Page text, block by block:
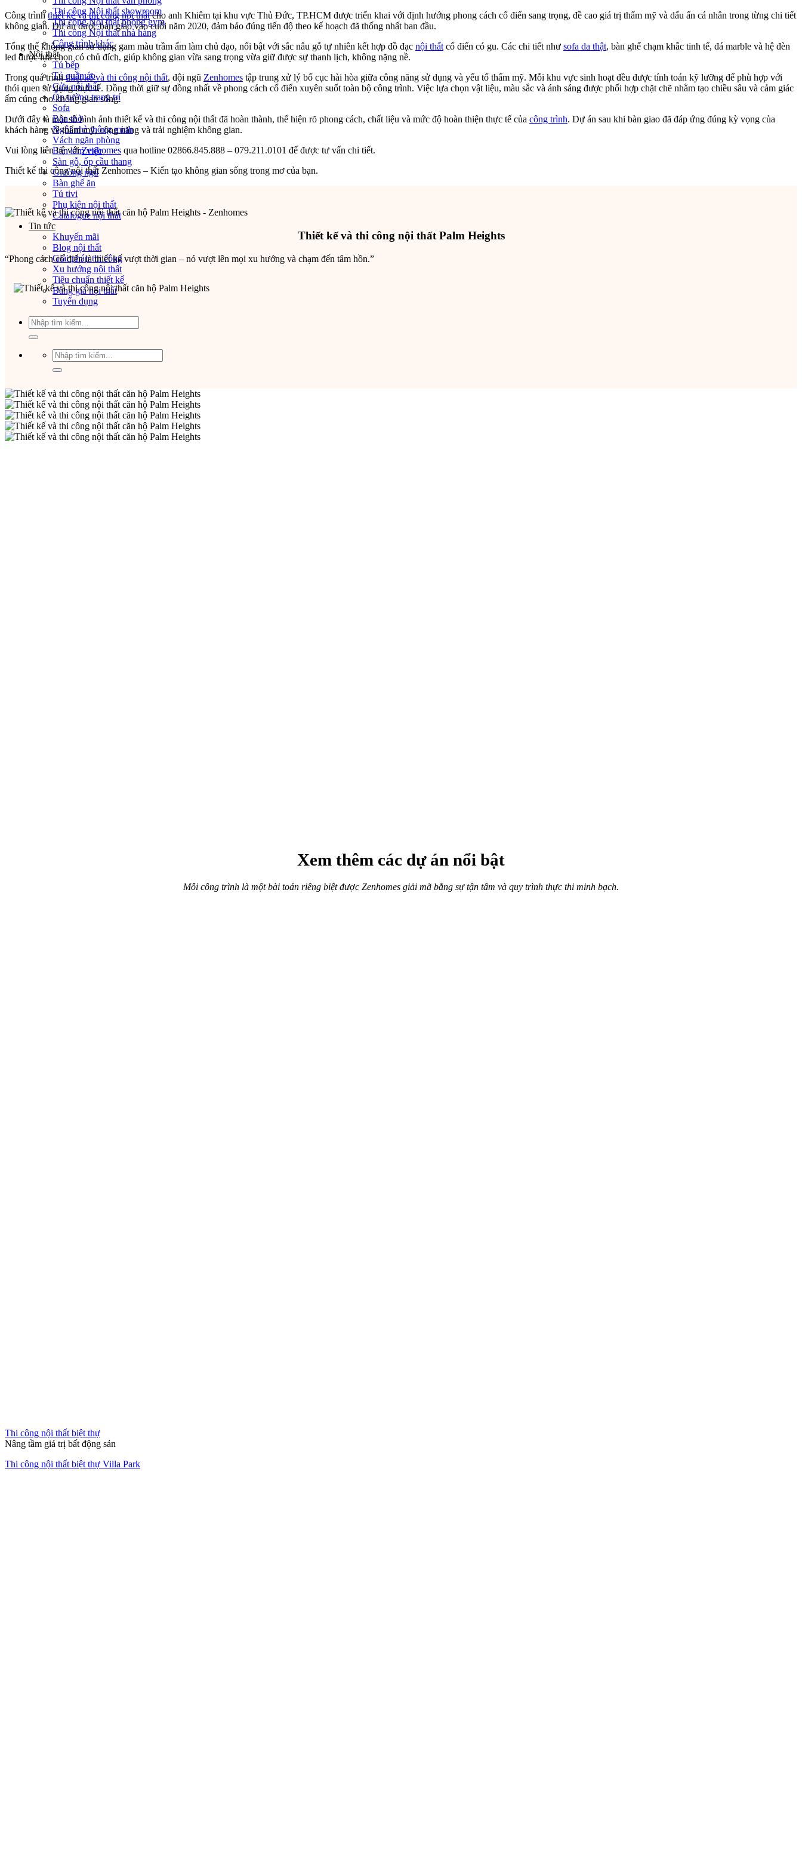
Thi công Nội thất showroom
Thi công Nội thất phòng gym
Thi công Nội thất nhà hàng
Công trình khác
Nội thất
Tủ bếp
Tủ quần áo
Cửa nội thất
Ốp tường trang trí
Sofa
Bàn thờ
Ngôi nhà thông minh
Vách ngăn phòng
Bàn làm việc
Sàn gỗ, ốp cầu thang
Giường ngủ
Bàn ghế ăn
Tủ tivi
Phụ kiện nội thất
Catalogue nội thất
Tin tức
Khuyến mãi
Blog nội thất
Giải pháp thi công
Xu hướng nội thất
Tiêu chuẩn thiết kế
Bảng giá nội thất
Tuyển dụng
Tìm
kiếm:
Tìm
kiếm:
Công trìnhthiết kế và thi công nội thấtcho anh Khiêm tại khu vực Thủ Đức, TP.HCM được triển khai với định hướng phong cách cổ điển sang trọng, đề cao giá trị thẩm mỹ và dấu ấn cá nhân trong từng chi tiết
không gian. Dự án được bàn giao vào cuối năm 2020, đảm bảo đúng tiến độ theo kế hoạch đã thống nhất ban đầu.
Tổng thể không gian sử dụng gam màu trầm ấm làm chủ đạo, nổi bật với sắc nâu gỗ tự nhiên kết hợp đồ đạc nội thất cổ điển có gu. Các chi tiết như sofa da thật, bàn ghế chạm khắc tinh tế, đá marble và hệ đèn
led được lựa chọn có chủ đích, giúp không gian vừa sang trọng vừa giữ được sự thanh lịch, không nặng nề.
Trong quá trìnhthiết kế và thi công nội thất, đội ngũ Zenhomes tập trung xử lý bố cục hài hòa giữa công năng sử dụng và yếu tố thẩm mỹ. Mỗi khu vực sinh hoạt đều được tính toán kỹ lưỡng để phù hợp với
thói quen sử dụng thực tế. Đồng thời giữ sự đồng nhất về phong cách cổ điển xuyên suốt toàn bộ công trình. Việc lựa chọn vật liệu, màu sắc và ánh sáng được phối hợp chặt chẽ nhằm tạo chiều sâu và cảm giác
ấm cúng cho không gian sống.
Dưới đây là một số hình ảnh thiết kế và thi công nội thất đã hoàn thành, thể hiện rõ phong cách, chất liệu và mức độ hoàn thiện thực tế của công trình. Dự án sau khi bàn giao đã đáp ứng đúng kỳ vọng của
khách hàng về thẩm mỹ, công năng và trải nghiệm không gian.
Vui lòng liên hệ vớiZenhomes qua hotline 02866.845.888 – 079.211.0101 để được tư vấn chi tiết.
Thiết kế thi công nội thất Zenhomes – Kiến tạo không gian sống trong mơ của bạn.
Thiết kế và thi công nội thất Palm Heights
“Phong cách cổ điển là thiết kế vượt thời gian – nó vượt lên mọi xu hướng và chạm đến tâm hồn.”
Xem thêm các dự án nổi bật
Mỗi công trình là một bài toán riêng biệt được Zenhomes giải mã bằng sự tận tâm và quy trình thực thi minh bạch.
Thi công nội thất biệt thự
Nâng tầm giá trị bất động sản
Thi công nội thất biệt thự Villa Park